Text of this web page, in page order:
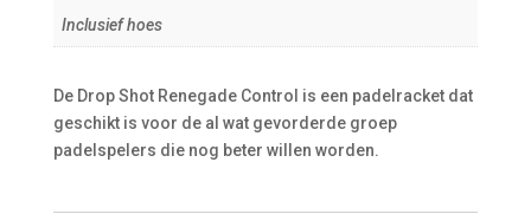
Inclusief hoes
De Drop Shot Renegade Control is een padelracket dat
geschikt is voor de al wat gevorderde groep
padelspelers die nog beter willen worden.